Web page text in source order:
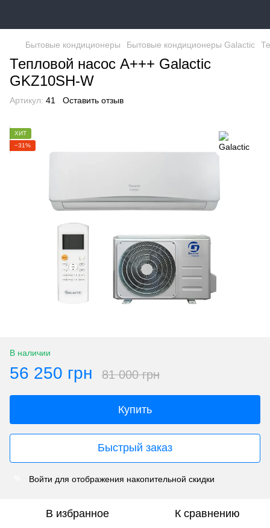
Бытовые кондиционеры Бытовые кондиционеры Galactic
Тепловой насос А+++ Galactic
GKZ10SH-W
Артикул: 41 Оставить отзыв
ХИТ
−31%
В наличии
56 250 грн 81 000 грн
Купить
Быстрый заказ
Войти для отображения накопительной скидки
В избранное К сравнению